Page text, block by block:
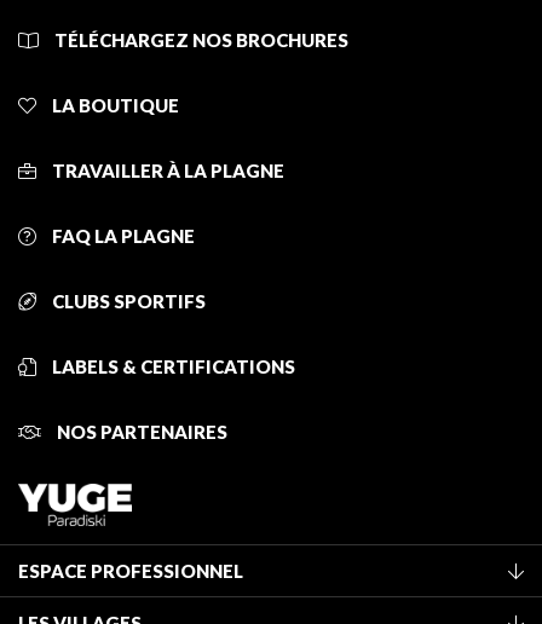
TÉLÉCHARGEZ NOS BROCHURES
LA BOUTIQUE
TRAVAILLER À LA PLAGNE
FAQ LA PLAGNE
CLUBS SPORTIFS
LABELS & CERTIFICATIONS
NOS PARTENAIRES
ESPACE PROFESSIONNEL